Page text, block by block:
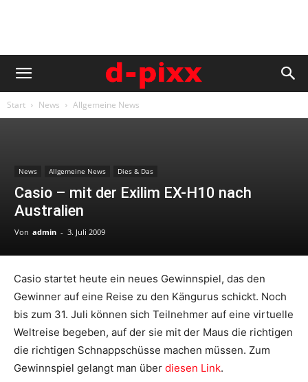
Start News Allgemeine News
News Allgemeine News Dies & Das
Casio – mit der Exilim EX-H10 nach
Australien
Von admin - 3. Juli 2009
Casio startet heute ein neues Gewinnspiel, das den
Gewinner auf eine Reise zu den Kängurus schickt. Noch
bis zum 31. Juli können sich Teilnehmer auf eine virtuelle
Weltreise begeben, auf der sie mit der Maus die richtigen
die richtigen Schnappschüsse machen müssen. Zum
Gewinnspiel gelangt man über diesen Link.